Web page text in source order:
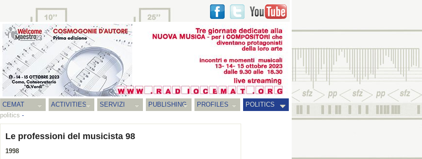
CEMAT ACTIVITIES SERVIZI PUBLISHING PROFILES
POLITICS
politics -
Le professioni del musicista 98
1998